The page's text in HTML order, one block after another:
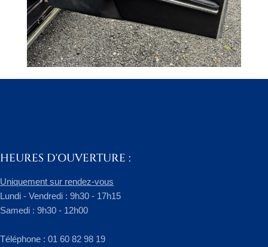
HEURES D'OUVERTURE :
Uniquement sur rendez-vous
Lundi - Vendredi : 9h30 - 17h15
Samedi : 9h30 - 12h00
​Téléphone : 01 60 82 98 19